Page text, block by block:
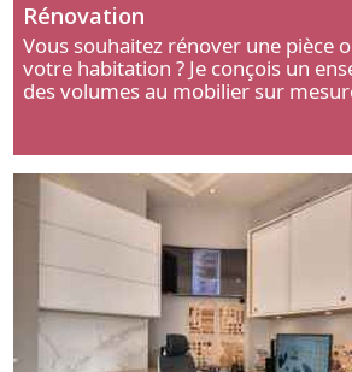
Rénovation
Vous souhaitez rénover une pièce
votre habitation ? Je conçois un
des volumes au mobilier sur